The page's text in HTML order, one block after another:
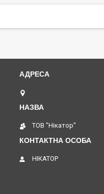
ТОВ "Нікатор"
НІКАТОР